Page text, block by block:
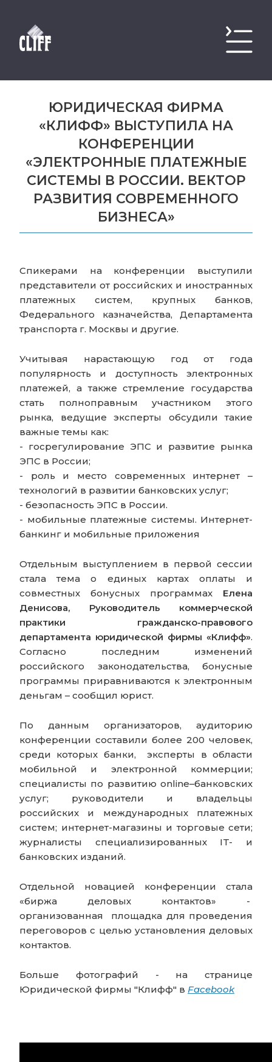
ЮРИДИЧЕСКАЯ ФИРМА
«КЛИФФ» ВЫСТУПИЛА НА
КОНФЕРЕНЦИИ
«ЭЛЕКТРОННЫЕ ПЛАТЕЖНЫЕ
СИСТЕМЫ В РОССИИ. ВЕКТОР
РАЗВИТИЯ СОВРЕМЕННОГО
БИЗНЕСА»
Спикерами на конференции выступили
представители от российских и иностранных
платежных систем, крупных банков,
Федерального казначейства, Департамента
транспорта г. Москвы и другие.
Учитывая нарастающую год от года
популярность и доступность электронных
платежей, а также стремление государства
стать полноправным участником этого
рынка, ведущие эксперты обсудили такие
важные темы как:
- госрегулирование ЭПС и развитие рынка
ЭПС в России;
- роль и место современных интернет –
технологий в развитии банковских услуг;
- безопасность ЭПС в России.
- мобильные платежные системы. Интернет-
банкинг и мобильные приложения
Отдельным выступлением в первой сессии
стала тема о единых картах оплаты и
совместных бонусных программах Елена
Денисова, Руководитель коммерческой
практики гражданско-правового
департамента юридической фирмы «Клифф».
Согласно последним изменений
российского законодательства, бонусные
программы приравниваются к электронным
деньгам – сообщил юрист.
По данным организаторов, аудиторию
конференции составили более 200 человек,
среди которых банки, эксперты в области
мобильной и электронной коммерции;
специалисты по развитию online–банковских
услуг; руководители и владельцы
российских и международных платежных
систем; интернет-магазины и торговые сети;
журналисты специализированных IT- и
банковских изданий.
Отдельной новацией конференции стала
«биржа деловых контактов» -
организованная площадка для проведения
переговоров с целью установления деловых
контактов.
Больше фотографий - на странице
Юридической фирмы "Клифф" в Facebook